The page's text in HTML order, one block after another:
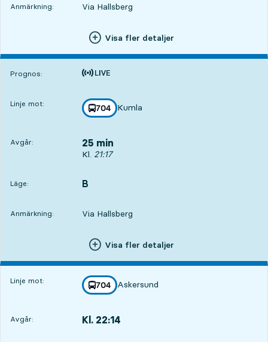
Anmärkning: Via Hallsberg
Visa fler detaljer
Prognos:
Tiden är prognos
Linje mot: linje
704
mot
Kumla
,
Avgår: 25 min
Avgår, Kl. 21:17, om 25 min
Kl. 21:17
Läge:
LÄGE, B
,
Anmärkning: Via Hallsberg
Visa fler detaljer
Linje mot: linje
704
mot
Askersund
,
Avgår: Kl. 22:14